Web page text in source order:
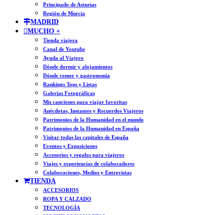
Principado de Asturias
Región de Murcia
MADRID
MUCHO +
Tienda viajera
Canal de Youtube
Ayuda al Viajero
Dónde dormir y alojamientos
Dónde comer y gastronomía
Rankings Tops y Listas
Galerías Fotográficas
Mis canciones para viajar favoritas
Anécdotas, Instantes y Recuerdos Viajeros
Patrimonios de la Humanidad en el mundo
Patrimonios de la Humanidad en España
Visitar todas las capitales de España
Eventos y Exposiciones
Accesorios y regalos para viajeros
Viajes y experiencias de colaboradores
Colaboraciones, Medios y Entrevistas
TIENDA
ACCESORIOS
ROPA Y CALZADO
TECNOLOGÍA